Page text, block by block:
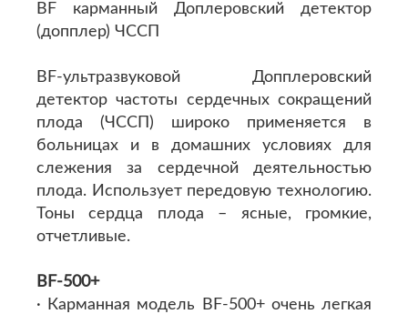
BF карманный Доплеровский детектор
(допплер) ЧССП
BF-ультразвуковой Допплеровский
детектор частоты сердечных сокращений
плода (ЧССП) широко применяется в
больницах и в домашних условиях для
слежения за сердечной деятельностью
плода. Использует передовую технологию.
Тоны сердца плода – ясные, громкие,
отчетливые.
BF-500+
· Карманная модель BF-500+ очень легкая